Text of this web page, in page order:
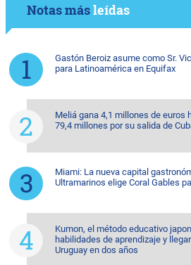
Notas másleídas
Gastón Beroiz asume como Sr.
para Latinoamérica en Equifax
Meliá gana 4,1 millones de euros
79,4 millones por su salida de
Miami: La nueva capital
Ultramarinos elige Coral Gables
Kumon, el método educativo
habilidades de aprendizaje y
Uruguay en dos años